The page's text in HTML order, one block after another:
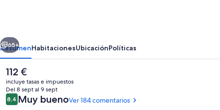
Backpacker
Siguiente
65+
ResumenHabitacionesUbicaciónPolíticas
El
precio
actual
es
de
112 €
incluye tasas e impuestos
Del 8 sept al 9 sept
Comentarios
8,48,4 de 10
Muy buenoVer 184 comentarios